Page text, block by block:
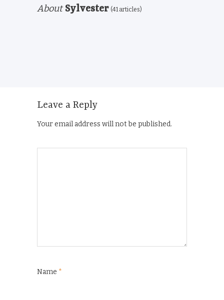
AboutSylvester(41 articles)
Leave a Reply
Your email address will not be published.
Name *